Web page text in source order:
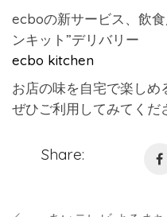
ecboの新サービス、飲
ンキット”デリバリー
ecbo kitchen
お店の味を自宅で楽しめ
ぜひご利用してみてくだ
Share: